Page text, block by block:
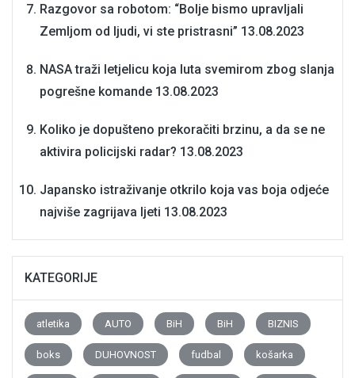
Razgovor sa robotom: “Bolje bismo upravljali
Zemljom od ljudi, vi ste pristrasni” 13.08.2023
NASA traži letjelicu koja luta svemirom zbog slanja
pogrešne komande 13.08.2023
Koliko je dopušteno prekoračiti brzinu, a da se ne
aktivira policijski radar? 13.08.2023
Japansko istraživanje otkrilo koja vas boja odjeće
najviše zagrijava ljeti 13.08.2023
KATEGORIJE
atletika AUTO BiH BiH BIZNIS
boks DUHOVNOST fudbal košarka